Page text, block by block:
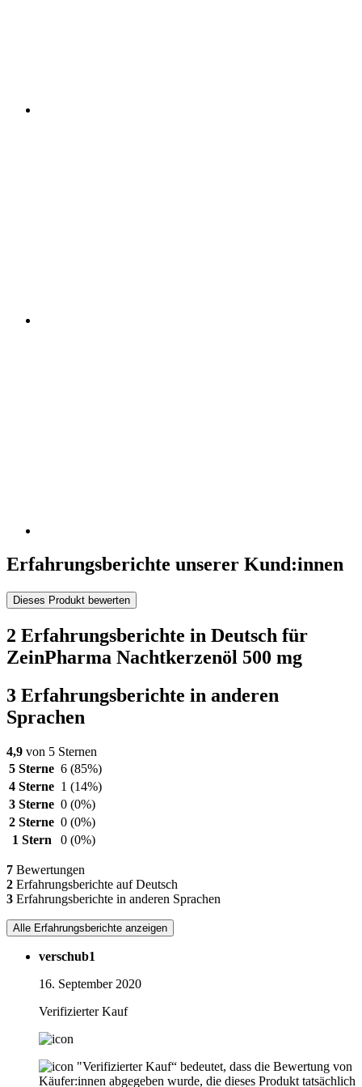
Erfahrungsberichte unserer Kund:innen
Dieses Produkt bewerten
2 Erfahrungsberichte in Deutsch für
ZeinPharma Nachtkerzenöl 500 mg
3 Erfahrungsberichte in anderen
Sprachen
4,9 von 5 Sternen
5 Sterne 6 (85%)
4 Sterne 1 (14%)
3 Sterne 0 (0%)
2 Sterne 0 (0%)
1 Stern
0 (0%)
7 Bewertungen
2 Erfahrungsberichte auf Deutsch
3 Erfahrungsberichte in anderen Sprachen
Alle Erfahrungsberichte anzeigen
verschub1
16. September 2020
Verifizierter Kauf
"Verifizierter Kauf“ bedeutet, dass die Bewertung von
Käufer:innen abgegeben wurde, die dieses Produkt tatsächlich